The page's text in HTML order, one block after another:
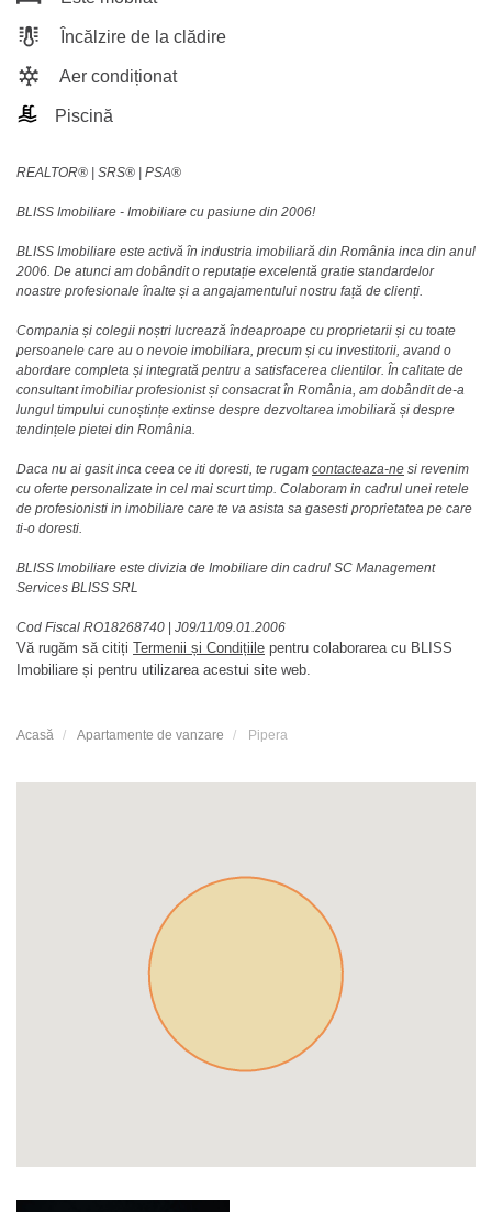
Încălzire de la clădire
Aer condiționat
Piscină
REALTOR®️ | SRS®️ | PSA®️
BLISS Imobiliare - Imobiliare cu pasiune din 2006!
BLISS Imobiliare este activă în industria imobiliară din România inca din anul
2006. De atunci am dobândit o reputație excelentă gratie standardelor
noastre profesionale înalte și a angajamentului nostru față de clienți.
Compania și colegii noștri lucrează îndeaproape cu proprietarii și cu toate
persoanele care au o nevoie imobiliara, precum și cu investitorii, avand o
abordare completa și integrată pentru a satisfacerea clientilor. În calitate de
consultant imobiliar profesionist și consacrat în România, am dobândit de-a
lungul timpului cunoștințe extinse despre dezvoltarea imobiliară și despre
tendințele pietei din România.
Daca nu ai gasit inca ceea ce iti doresti, te rugam contacteaza-ne si revenim
cu oferte personalizate in cel mai scurt timp. Colaboram in cadrul unei retele
de profesionisti in imobiliare care te va asista sa gasesti proprietatea pe care
ti-o doresti.
BLISS Imobiliare este divizia de Imobiliare din cadrul SC Management
Services BLISS SRL
Cod Fiscal RO18268740 | J09/11/09.01.2006
Vă rugăm să citiți Termenii și Condițiile pentru colaborarea cu BLISS
Imobiliare și pentru utilizarea acestui site web.
Acasă Apartamente de vanzare Pipera